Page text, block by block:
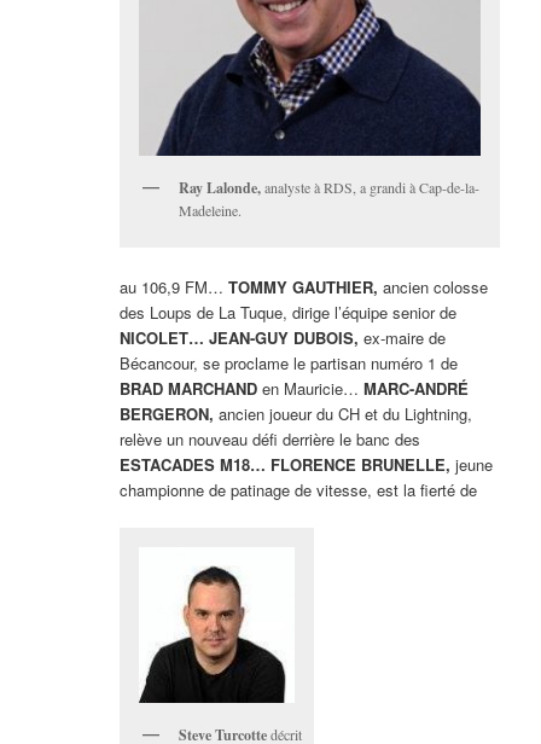
Ray Lalonde,analyste à RDS, a grandi à Cap-de-la-
Madeleine.
au 106,9 FM…TOMMY GAUTHIER, ancien colosse
des Loups de La Tuque, dirige l’équipe senior de
NICOLET… JEAN-GUY DUBOIS, ex-maire de
Bécancour, se proclame le partisan numéro 1 de
BRAD MARCHAND en Mauricie…MARC-ANDRÉ
BERGERON, ancien joueur du CH et du Lightning,
relève un nouveau défi derrière le banc des
ESTACADES M18… FLORENCE BRUNELLE, jeune
championne de patinage de vitesse, est la fierté de
Steve Turcottedécrit